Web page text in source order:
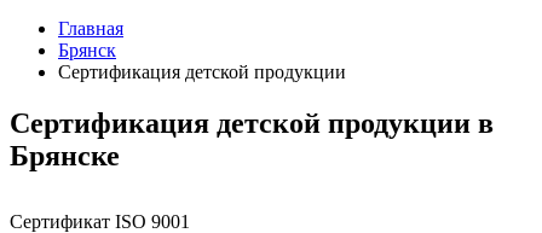
Главная
Брянск
Сертификация детской продукции
Сертификация детской продукции в
Брянске
Сертификат ISO 9001